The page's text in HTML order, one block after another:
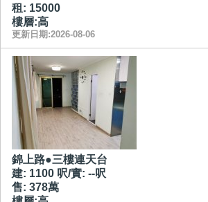
租: 15000
樓層:高
更新日期:2026-08-06
錦上路●三樓連天台
建: 1100 呎/實: --呎
售: 378萬